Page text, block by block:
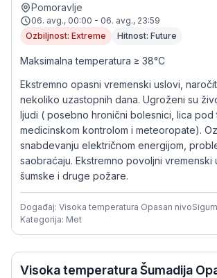
Pomoravlje
06. avg., 00:00 - 06. avg., 23:59
Ozbiljnost: Extreme
Hitnost: Future
Maksimalna temperatura ≥ 38°C
Ekstremno opasni vremenski uslovi,
nekoliko uzastopnih dana. Ugroženi su
ljudi ( posebno hronični bolesnici, lica pod
medicinskom kontrolom i meteoropate).
snabdevanju električnom energijom,
saobraćaju. Ekstremno povoljni vremenski
šumske i druge požare.
Događaj: Visoka temperatura Opasan nivo
Kategorija: Met
Visoka temperatura Šumadija